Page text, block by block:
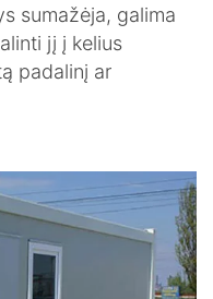
sumažėja, galima
jį į kelius
padalinį ar